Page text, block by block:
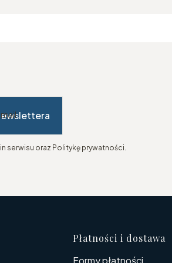
serwisu oraz Politykę prywatności.
Płatności i dostawa
Formy płatności